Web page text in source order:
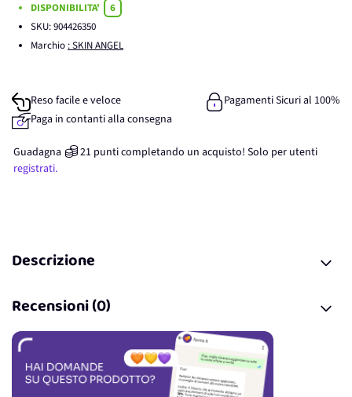
DISPONIBILITA'
6
SKU:904426350
Marchio : SKIN ANGEL
Reso facile e veloce
Pagamenti Sicuri al 100%
Paga in contanti alla consegna
Guadagna 21 punticompletando un acquisto! Solo per utenti
registrati.
Descrizione
Recensioni (0)